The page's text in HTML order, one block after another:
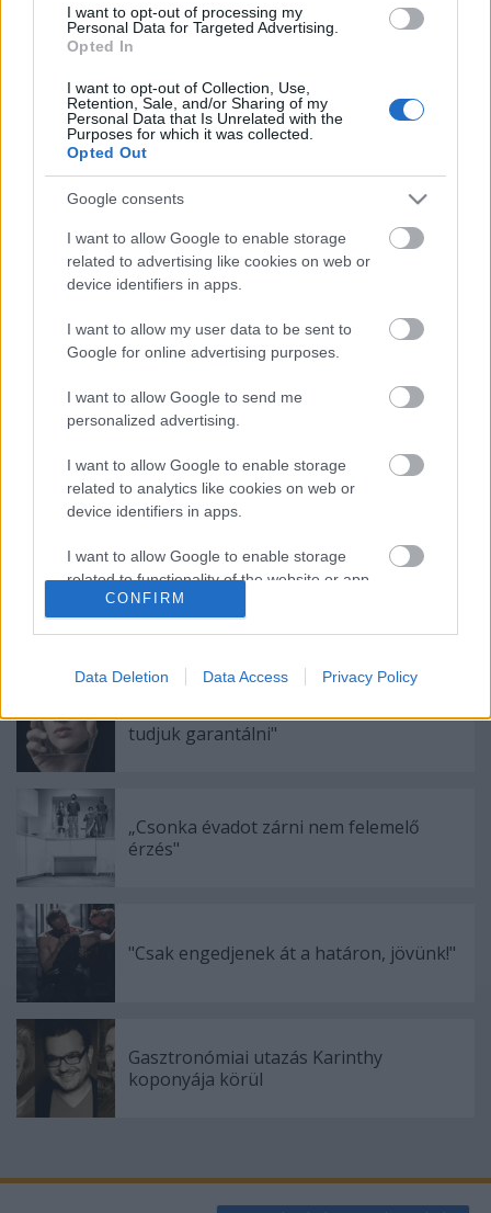
I want to opt-out of processing my
Personal Data for Targeted Advertising.
Opted In
I want to opt-out of Collection, Use,
Retention, Sale, and/or Sharing of my
Personal Data that Is Unrelated with the
Purposes for which it was collected.
Opted Out
Google consents
I want to allow Google to enable storage
related to advertising like cookies on web or
device identifiers in apps.
I want to allow my user data to be sent to
Google for online advertising purposes.
I want to allow Google to send me
personalized advertising.
I want to allow Google to enable storage
related to analytics like cookies on web or
device identifiers in apps.
I want to allow Google to enable storage
related to functionality of the website or app.
I want to allow Google to enable storage
I want to allow Google to enable storage
related to security, including authentication
functionality and fraud prevention, and other
user protection.
CONFIRM
Data Deletion Data Access Privacy Policy
augusztusban A zarándoknő, az Édentől keletre, a
Mezítláb a parkban és a Valahol Európában. A TV2-
ből ismert Megasztárok még két alkalommal
szerepelnek a Városmajorban,
BUDAI PARKSZÍNPADa populáris és
könnyűműfajok képviselőinek, szólistáknak és
együtteseknek, látványos folk és show műfajoknak
kedvelt helyszíne. A Feneketlen-tó és a színpadot
körülvevő parkban fellép Gerendás Péter majd
Bródy János, augusztusban a Pa-Dö-Dö, Nádas
György, és itt kerül színre az "Ifipark" és a
Bővebb információ: www.szabadter.hu
Augusztusban jön az év legvidámabb
hete
Sodró Eliza: "Színészként a katarzist nem
tudjuk garantálni"
„Csonka évadot zárni nem felemelő
érzés"
"Csak engedjenek át a határon, jövünk!"
Gasztronómiai utazás Karinthy
koponyája körül